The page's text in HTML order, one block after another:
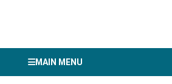
MAIN MENU